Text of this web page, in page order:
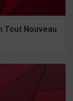
Tout Nouveau